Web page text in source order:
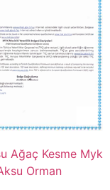
Ağaç Kesme Myk
Orman